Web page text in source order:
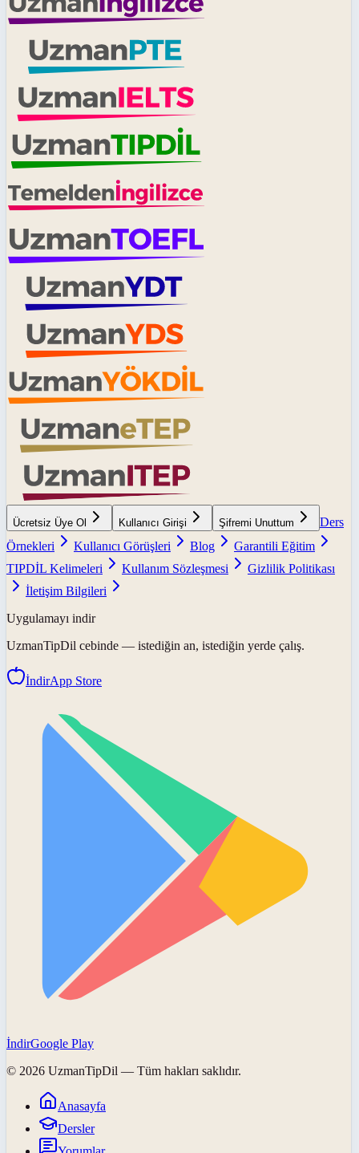
Ücretsiz Üye Ol Kullanıcı Girişi Şifremi Unuttum
Ders
Örnekleri
Kullanıcı Görüşleri Blog
Garantili Eğitim
TIPDİL Kelimeleri
Kullanım Sözleşmesi
Gizlilik Politikası
İletişim Bilgileri
Uygulamayı indir
UzmanTipDil cebinde — istediğin an, istediğin yerde çalış.
İndirApp Store
İndirGoogle Play
© 2026 UzmanTipDil — Tüm hakları saklıdır.
Anasayfa
Dersler